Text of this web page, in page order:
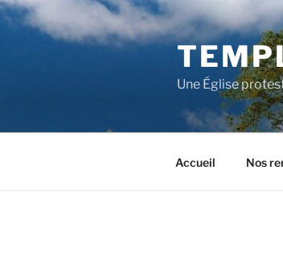
Aller
au
Une Église
Accueil Nos